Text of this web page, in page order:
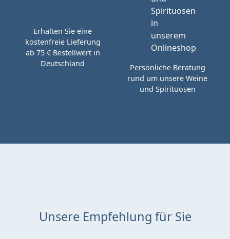
Erhalten Sie eine
kostenfreie Lieferung
ab 75 € Bestellwert in
Deutschland
Persönliche Beratung
rund um unsere Weine
und Spirituosen
Unsere Empfehlung für Sie